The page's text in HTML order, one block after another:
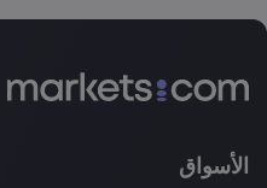
الأسواق